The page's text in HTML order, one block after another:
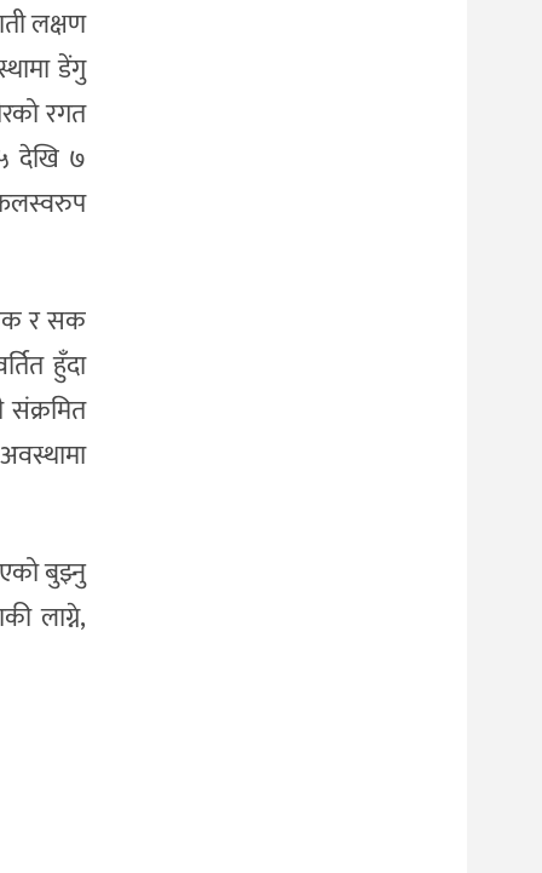
लक्षण
डेंगु
रगत
देखि ७
र सक
हुँदा
संक्रमित
बुझ्नु
लाग्ने,